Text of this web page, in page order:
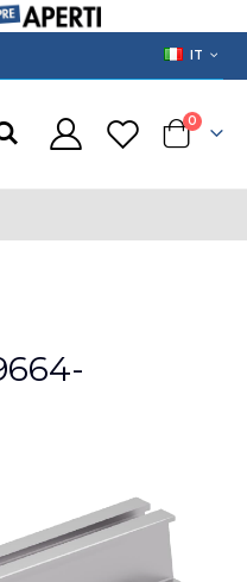
LANGUAGE
IT
Cart
0prodotti